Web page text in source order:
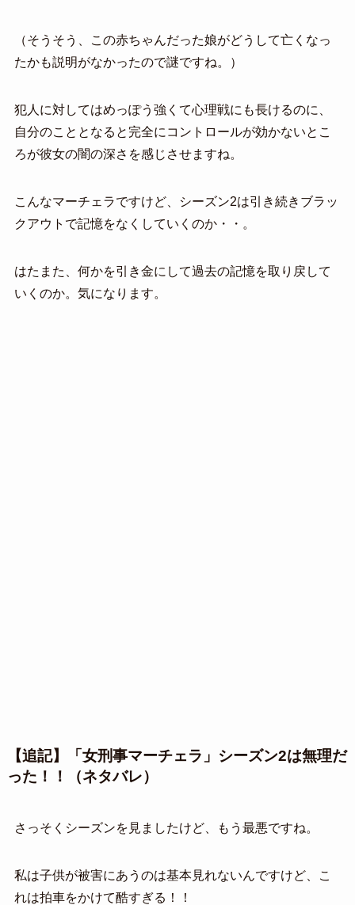
（そうそう、この赤ちゃんだった娘がどうして亡くなっ
たかも説明がなかったので謎ですね。）
犯人に対してはめっぽう強くて心理戦にも長けるのに、
自分のこととなると完全にコントロールが効かないとこ
ろが彼女の闇の深さを感じさせますね。
こんなマーチェラですけど、シーズン2は引き続きブラッ
クアウトで記憶をなくしていくのか・・。
はたまた、何かを引き金にして過去の記憶を取り戻して
いくのか。気になります。
【追記】「女刑事マーチェラ」シーズン2は無理だ
った！！（ネタバレ）
さっそくシーズンを見ましたけど、もう最悪ですね。
私は子供が被害にあうのは基本見れないんですけど、こ
れは拍車をかけて酷すぎる！！